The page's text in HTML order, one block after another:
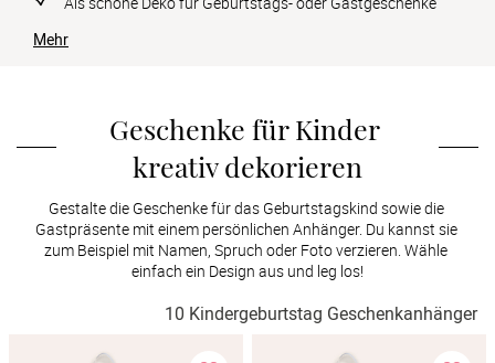
Mehr
Geschenke für Kinder
kreativ dekorieren
Gestalte die Geschenke für das Geburtstagskind sowie die
Gastpräsente mit einem persönlichen Anhänger. Du kannst sie
zum Beispiel mit Namen, Spruch oder Foto verzieren. Wähle
einfach ein Design aus und leg los!
10 Kindergeburtstag Geschenkanhänger